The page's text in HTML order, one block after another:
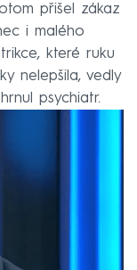
přišel zákaz
i malého
které ruku
nelepšila, vedly
psychiatr.